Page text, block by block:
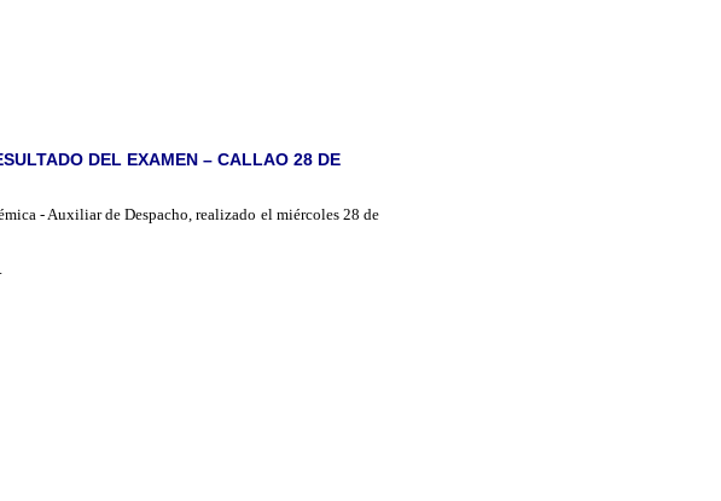
DEL EXAMEN – CALLAO 28 DE
- Auxiliar de Despacho, realizado el miércoles 28 de